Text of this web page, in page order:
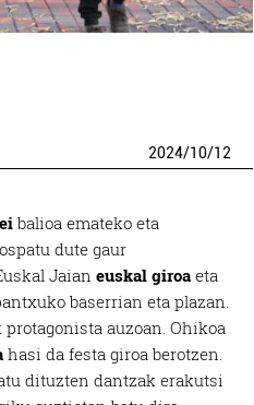
2024/10/12
balioa emateko eta
dute gaur
Jaian euskal giroa eta
baserrian eta plazan.
auzoan. Ohikoa
hasi da festa giroa berotzen.
dituzten dantzak erakutsi